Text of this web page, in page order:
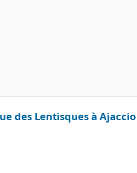
des Lentisques à Ajaccio